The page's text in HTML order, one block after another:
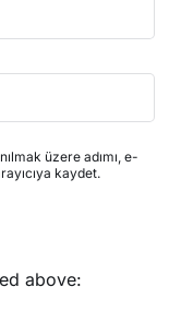
üzere adımı, e-
kaydet.
above: